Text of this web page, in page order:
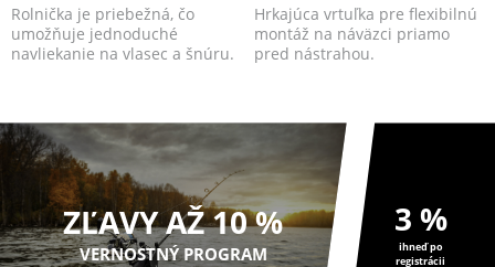
Rolnička je priebežná, čo
umožňuje jednoduché
navliekanie na vlasec a šnúru.
Hrkajúca vrtuľka pre flexibilnú
montáž na náväzci priamo
pred nástrahou.
ZĽAVY AŽ 10 %
VERNOSTNÝ PROGRAM
3 %
ihneď po
registrácii